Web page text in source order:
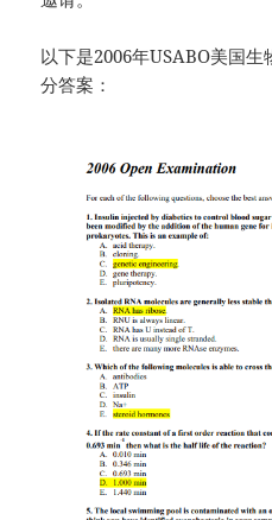
以下是2006年USABO美国
分答案：